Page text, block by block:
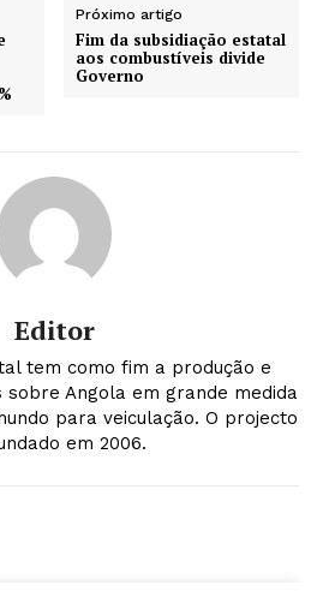
Próximo artigo
Fim da subsidiação estatal
aos combustíveis divide
Governo
Editor
tem como fim a produção e
sobre Angola em grande medida
para veiculação. O projecto
em 2006.